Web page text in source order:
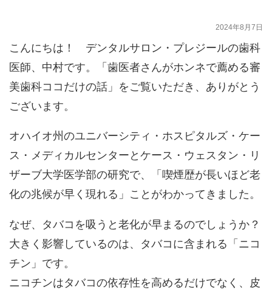
2024年8月7日
こんにちは！ デンタルサロン・プレジールの歯科
医師、中村です。「歯医者さんがホンネで薦める審
美歯科ココだけの話」をご覧いただき、ありがとう
ございます。
オハイオ州のユニバーシティ・ホスピタルズ・ケー
ス・メディカルセンターとケース・ウェスタン・リ
ザーブ大学医学部の研究で、「喫煙歴が長いほど老
化の兆候が早く現れる」ことがわかってきました。
なぜ、タバコを吸うと老化が早まるのでしょうか？
大きく影響しているのは、タバコに含まれる「ニコ
チン」です。
ニコチンはタバコの依存性を高めるだけでなく、皮